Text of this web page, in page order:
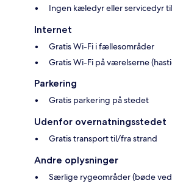
Ingen kæledyr eller servicedyr
Internet
Gratis Wi-Fi i fællesområder
Gratis Wi-Fi på værelserne
Parkering
Gratis parkering på stedet
Udenfor overnatningsstedet
Gratis transport til/fra strand
Andre oplysninger
Særlige rygeområder (bøde